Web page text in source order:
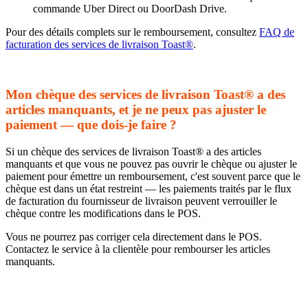
commande Uber Direct ou DoorDash Drive.
Pour des détails complets sur le remboursement, consultez FAQ de
facturation des services de livraison Toast®.
Mon chèque des services de livraison Toast® a des
articles manquants, et je ne peux pas ajuster le
paiement — que dois-je faire ?
Si un chèque des services de livraison Toast® a des articles
manquants et que vous ne pouvez pas ouvrir le chèque ou ajuster le
paiement pour émettre un remboursement, c'est souvent parce que le
chèque est dans un état restreint — les paiements traités par le flux
de facturation du fournisseur de livraison peuvent verrouiller le
chèque contre les modifications dans le POS.
Vous ne pourrez pas corriger cela directement dans le POS.
Contactez le service à la clientèle pour rembourser les articles
manquants.